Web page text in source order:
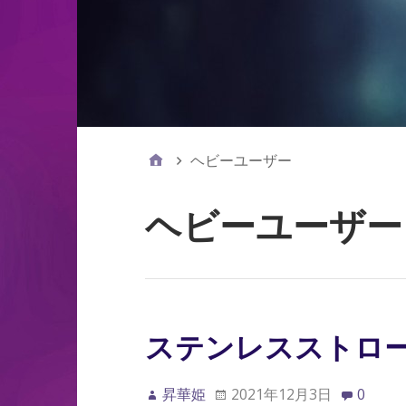
ヘビーユーザー
ヘビーユーザー
ステンレスストロ
昇華姫 2021年12月3日 0